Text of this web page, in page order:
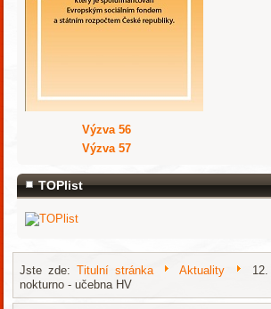
Výzva 56
Výzva 57
TOPlist
Jste zde: Titulní stránka Aktuality
nokturno - učebna HV